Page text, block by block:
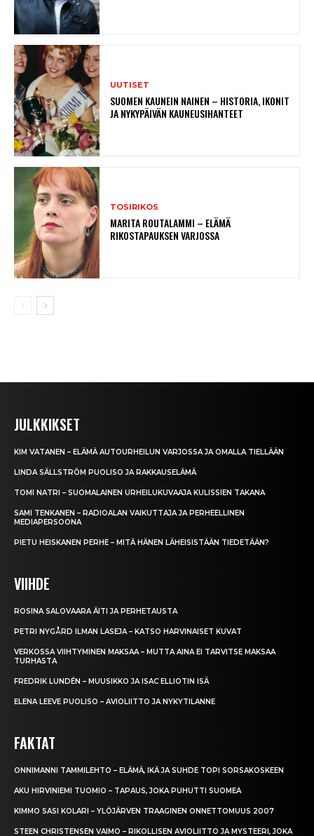
UUTISET
SUOMEN KAUNEIN NAINEN – HISTORIA, IKONIT
JA NYKYPÄIVÄN KAUNEUSIHANTEET
TOSIRIKOS
MARITA ROUTALAMMI – ELÄMÄ
RIKOSTAPAUKSEN VARJOSSA
JULKKIKSET
KIM VATANEN – ELÄMÄ AUTOURHEILUN VARJOSSA JA OMALLA TIELLÄÄN
LINDA SÄLLSTRÖM PUOLISO JA RAKKAUSELÄMÄ
TOMI NATRI – SUOMALAINEN URHEILUKUVAAJA KULISSIEN TAKANA
SAMI TENKANEN – RADIOALAN VAIKUTTAJA JA PERHEELLINEN
MEDIAPERSOONA
PIETU HEISKANEN PERHE – MITÄ HÄNEN LÄHEISISTÄÄN TIEDETÄÄN?
VIIHDE
ROSINA SALOVAARA ÄITI JA PERHETAUSTA
PETRI NYGÅRD ILMAN LASEJA – KATSO HARVINAISET KUVAT
VERKOSSA VIIHTYMINEN MAKSAA – MUTTA AINA EI TARVITSE MAKSAA
TURHASTA
FREDRIK LUNDÉN – MUUSIKKO JA ISAC ELLIOTIN ISÄ
ELENA LEEVE PUOLISO – AVIOLIITTO JA NYKYTILANNE
FAKTAT
ONNIMANNI TAMMILEHTO – ELÄMÄ, IKÄ JA SUHDE TOPI SORSAKOSKEEN
AKU HIRVINIEMI TUOMIO – TAPAUS, JOKA PUHUTTI SUOMEA
KIMMO SASI KOLARI – YLÖJÄRVEN TRAAGINEN ONNETTOMUUS 2007
STEEN CHRISTENSEN VAIMO – RIKOLLISEN AVIOLIITTO JA MYSTEERI, JOKA